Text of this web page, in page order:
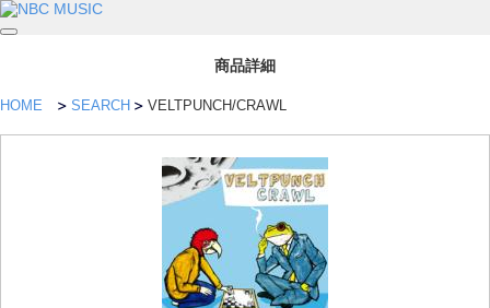
商品詳細
HOME SEARCH VELTPUNCH/CRAWL